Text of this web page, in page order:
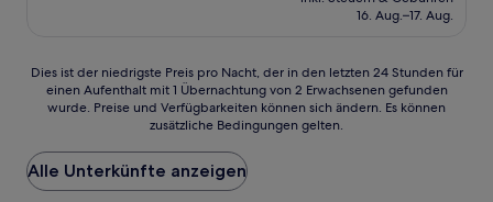
beträgt
16. Aug.–17. Aug.
Dies
der
Preis
pro
Nacht,
Dies ist der niedrigste Preis pro Nacht, der in den letzten 24 Stunden für
einen Aufenthalt mit 1 Übernachtung von 2 Erwachsenen gefunden
wurde. Preise und Verfügbarkeiten können sich ändern. Es können
zusätzliche Bedingungen gelten.
Alle Unterkünfte anzeigen